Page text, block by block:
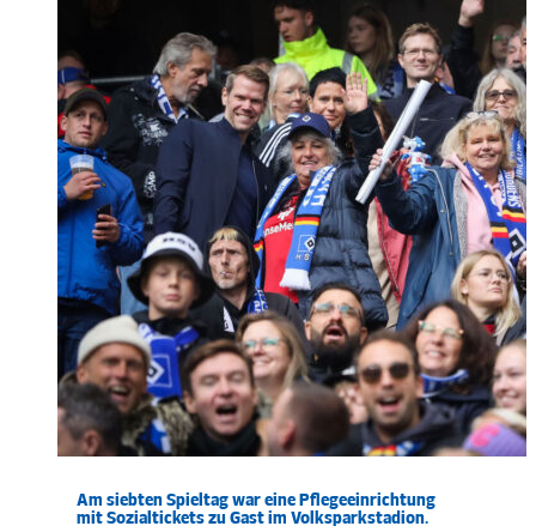
Am siebten Spieltag war eine Pflegeeinrichtung
mit Sozialtickets zu Gast im Volksparkstadion.